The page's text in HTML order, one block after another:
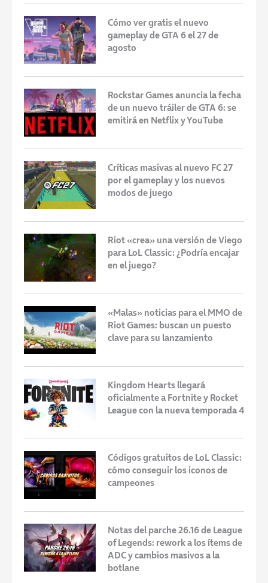
Cómo ver gratis el nuevo
gameplay de GTA 6 el 27 de
agosto
Rockstar Games anuncia la fecha
de un nuevo tráiler de GTA 6: se
emitirá en Netflix y YouTube
Críticas masivas al nuevo FC 27
por el gameplay y los nuevos
modos de juego
Riot «crea» una versión de Viego
para LoL Classic: ¿Podría encajar
en el juego?
«Malas» noticias para el MMO de
Riot Games: buscan un puesto
clave para su lanzamiento
Kingdom Hearts llegará
oficialmente a Fortnite y Rocket
League con la nueva temporada 4
Códigos gratuitos de LoL Classic:
cómo conseguir los iconos de
campeones
Notas del parche 26.16 de League
of Legends: rework a los ítems de
ADC y cambios masivos a la
botlane